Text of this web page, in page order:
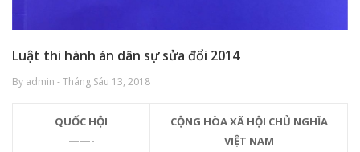
Luật thi hành án dân sự sửa đổi 2014
By admin - Tháng Sáu 13, 2018
QUỐC HỘI
——-
CỘNG HÒA XÃ HỘI CHỦ NGHĨA
VIỆT NAM